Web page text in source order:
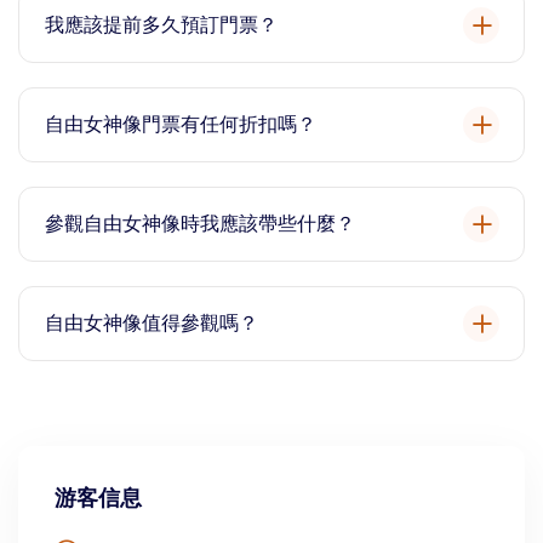
像博物館的許可。皇冠通道需要單獨預訂。
我應該提前多久預訂門票？
最好提前幾週預訂自由女神像門票，尤其是皇冠通道，通
常提前幾個月就售罄。
自由女神像門票有任何折扣嗎？
查看我們的網站以比較可用的優惠和門票選項。
參觀自由女神像時我應該帶些什麼？
穿舒適的鞋子，攜帶水、防曬霜和相機。遊客還應準備好
接受機場式的安全檢查。
自由女神像值得參觀嗎？
游客信息